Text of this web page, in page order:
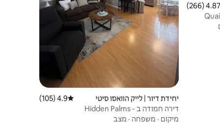
של 4.87 מתוך 5, 266 ביקורות4.87 (266)
יחידת דיור | לייק הוואסו סיטי דירוג ממוצע של 4.9 מתוך 5, 105 ביקורות
4.9 (105)
דירה חמודה ב - Hidden Palms
מיקום · משפחה · מצב